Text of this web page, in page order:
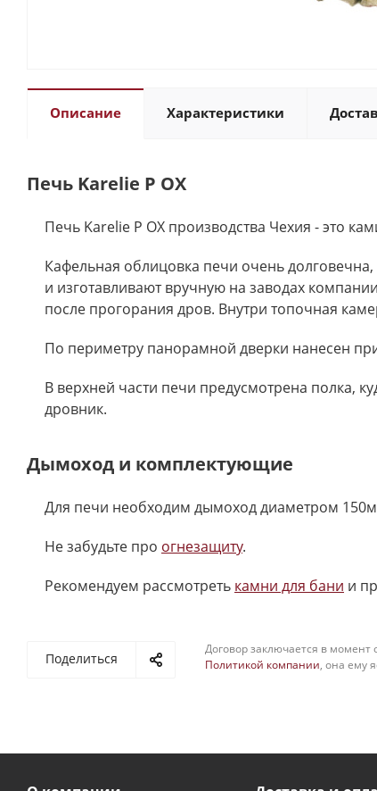
Описание Характеристики
Печь Karelie P OX
Печь Karelie P OX производства Чехия - это
Кафельная облицовка печи очень
и изготавливают вручную на заводах
после прогорания дров. Внутри топочная
По периметру панорамной дверки нанесен
В верхней части печи предусмотрена полка,
дровник.
Дымоход и комплектующие
Для печи необходим дымоход диаметром
Не забудьте про огнезащиту.
Рекомендуем рассмотреть камни для бани и
Поделиться
Договор заключается в
Политикой компании, она ему